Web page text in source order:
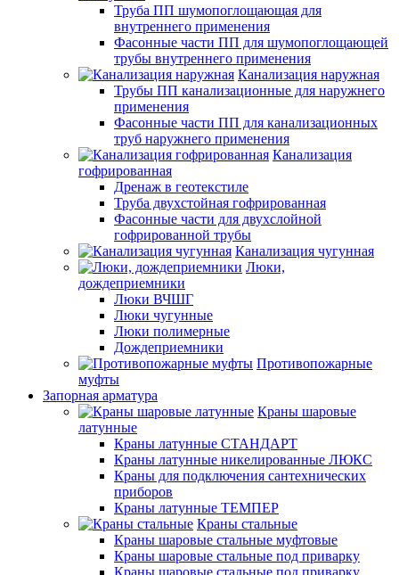
Труба ПП шумопоглощающая для
внутреннего применения
Фасонные части ПП для шумопоглощающей
трубы внутреннего применения
Канализация наружная
Трубы ПП канализационные для наружнего
применения
Фасонные части ПП для канализационных
труб наружнего применения
Канализация
гофрированная
Дренаж в геотекстиле
Труба двухстойная гофрированная
Фасонные части для двухслойной
гофрированной трубы
Канализация чугунная
Люки,
дождеприемники
Люки ВЧШГ
Люки чугунные
Люки полимерные
Дождеприемники
Противопожарные
муфты
Запорная арматура
Краны шаровые
латунные
Краны латунные СТАНДАРТ
Краны латунные никелированные ЛЮКС
Краны для подключения сантехнических
приборов
Краны латунные ТЕМПЕР
Краны стальные
Краны шаровые стальные муфтовые
Краны шаровые стальные под приварку
Краны шаровые стальные под приварку